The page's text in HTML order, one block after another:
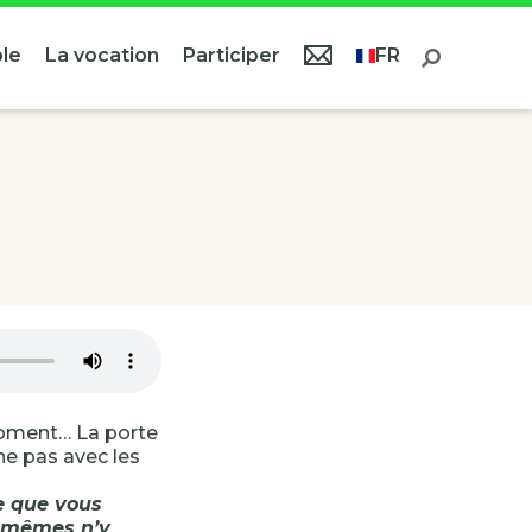
La vocation Participer FR
La porte
pas avec les
que vous